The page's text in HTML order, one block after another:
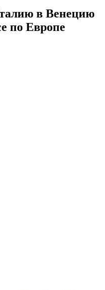
в Венецию
по Европе